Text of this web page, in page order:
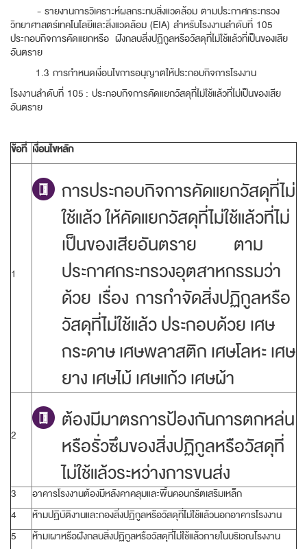
- รายงานการวิเคราะห์ผลกระทบสิ่งแวดล้อม ตามประกาศกระทรวง
วิทยาศาสตร์เทคโนโลยีและสิ่งแวดล้อม (EIA) สำหรับโรงงานลำดับที่ 105
ประกอบกิจการคัดแยกหรือ ฝังกลบสิ่งปฏิกูลหรือวัสดุที่ไม่ใช้แล้วที่เป็นของเสีย
อันตราย
1.3 การกำหนดเงื่อนไขการอนุญาตให้ประกอบกิจการโรงงาน
โรงงานลำดับที่ 105 : ประกอบกิจการคัดแยกวัสดุที่ไม่ใช้แล้วที่ไม่เป็นของเสีย
อันตราย
ข้อที่ เงื่อนไขหลัก
1
การประกอบกิจการคัดแยกวัสดุที่ไม่
ใช้แล้ว ให้คัดแยกวัสดุที่ไม่ใช้แล้วที่ไม่
เป็นของเสียอันตราย ตาม
ประกาศกระทรวงอุตสาหกรรมว่า
ด้วย เรื่อง การกำจัดสิ่งปฏิกูลหรือ
วัสดุที่ไม่ใช้แล้ว ประกอบด้วย เศษ
กระดาษ เศษพลาสติก เศษโลหะ เศษ
ยาง เศษไม้ เศษแก้ว เศษผ้า
2
ต้องมีมาตรการป้องกันการตกหล่น
หรือรั่วซึมของสิ่งปฏิกูลหรือวัสดุที่
ไม่ใช้แล้วระหว่างการขนส่ง
3
อาคารโรงงานต้องมีหลังคาคลุมและพื้นคอนกรีตเสริมเหล็ก
4
ห้ามปฏิบัติงานและกองสิ่งปฏิกูลหรือวัสดุที่ไม่ใช้แล้วนอกอาคารโรงงาน
5
ห้ามเผาหรือฝังกลบสิ่งปฏิกูลหรือวัสดุที่ไม่ใช้แล้วภายในบริเวณโรงงาน